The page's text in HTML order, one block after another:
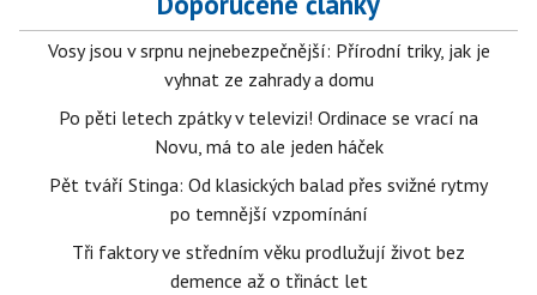
Vosy jsou v srpnu nejnebezpečnější: Přírodní triky, jak je
vyhnat ze zahrady a domu
Po pěti letech zpátky v televizi! Ordinace se vrací na
Novu, má to ale jeden háček
Pět tváří Stinga: Od klasických balad přes svižné rytmy
po temnější vzpomínání
Tři faktory ve středním věku prodlužují život bez
demence až o třináct let